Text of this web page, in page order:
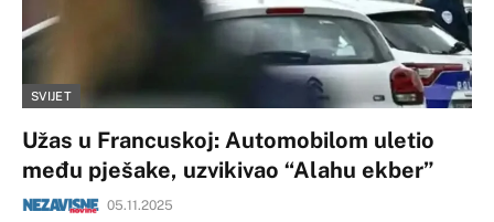
SVIJET
Užas u Francuskoj: Automobilom uletio
među pješake, uzvikivao “Alahu ekber”
05.11.2025